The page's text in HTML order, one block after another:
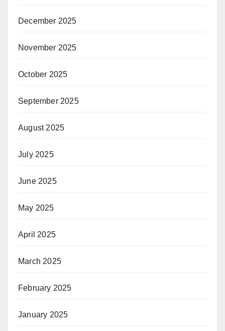
December 2025
November 2025
October 2025
September 2025
August 2025
July 2025
June 2025
May 2025
April 2025
March 2025
February 2025
January 2025